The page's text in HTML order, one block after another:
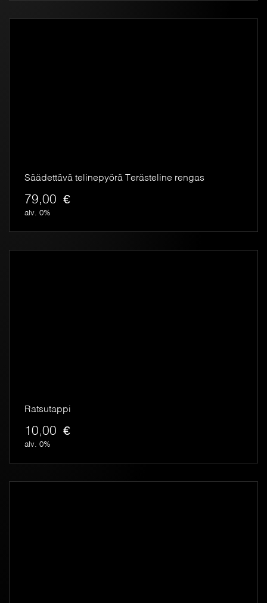
Säädettävä telinepyörä Terästeline rengas
79,00 €
alv. 0%
Ratsutappi
10,00 €
alv. 0%